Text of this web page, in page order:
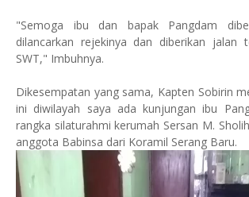
"Semoga ibu dan bapak Pangdam
dilancarkan rejekinya dan diberikan jalan
SWT," Imbuhnya.
Dikesempatan yang sama, Kapten Sobirin
ini diwilayah saya ada kunjungan ibu
rangka silaturahmi kerumah Sersan M.
anggota Babinsa dari Koramil Serang Baru.